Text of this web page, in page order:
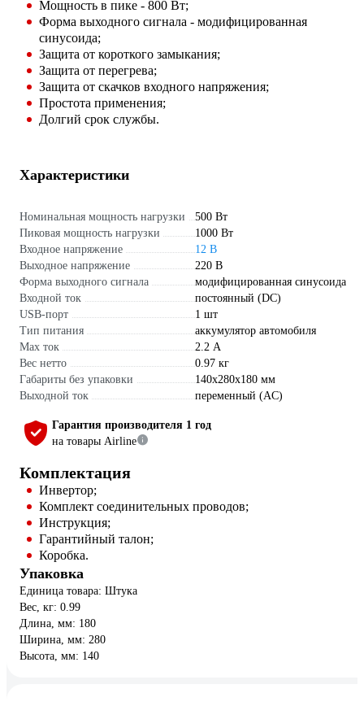
Мощность в пике - 800 Вт;
Форма выходного сигнала - модифицированная
синусоида;
Защита от короткого замыкания;
Защита от перегрева;
Защита от скачков входного напряжения;
Простота применения;
Долгий срок службы.
Характеристики
Номинальная мощность нагрузки
500 Вт
Пиковая мощность нагрузки
1000 Вт
Входное напряжение
12 В
Выходное напряжение
220 В
Форма выходного сигнала
модифицированная синусоида
Входной ток
постоянный (DC)
USB-порт
1 шт
Тип питания
аккумулятор автомобиля
Max ток
2.2 А
Вес нетто
0.97 кг
Габариты без упаковки
140x280x180 мм
Выходной ток
переменный (AC)
Гарантия производителя 1 год
на товары Airline
Комплектация
Инвертор;
Комплект соединительных проводов;
Инструкция;
Гарантийный талон;
Коробка.
Упаковка
Единица товара: Штука
Вес, кг: 0.99
Длина, мм: 180
Ширина, мм: 280
Высота, мм: 140